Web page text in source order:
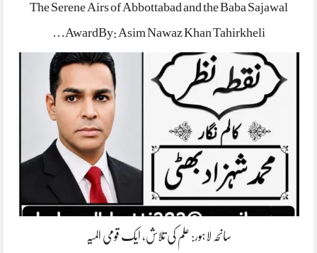
The Serene Airs of Abbottabad and the Baba Sajawal
AwardBy: Asim Nawaz Khan Tahirkheli…
سانحہ لاہور: علم کی تلاش، ایک قومی المیہ